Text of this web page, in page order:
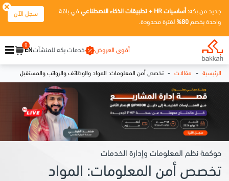
جديد من بكه: أساسيات HR + تطبيقات الذكاء الاصطناعي
في باقة
واحدة بخصم 80% لفترة محدودة.
سجل الآن
أقوى العروض خدمات بكه للمنشآتEN
0
الرئيسية - مقالات - تخصص أمن المعلومات: المواد والوظائف والرواتب والمستقبل
حوكمة نظم المعلومات وإدارة الخدمات
تخصص أمن المعلومات: المواد